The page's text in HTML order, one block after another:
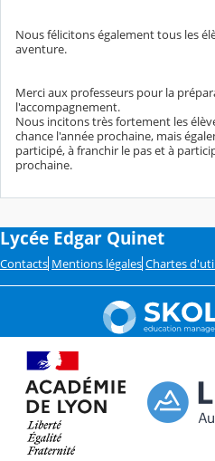
Nous félicitons également tous les
aventure.
Merci aux professeurs pour la
l'accompagnement.
Nous incitons très fortement les
chance l'année prochaine, mais
participé, à franchir le pas et à
prochaine.
Lycée Edgar Quinet
Contacts Mentions légales Chartes